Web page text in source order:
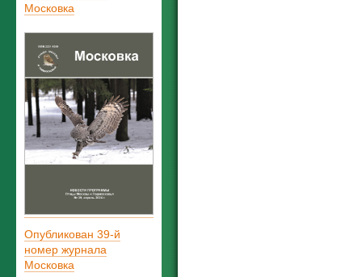
Московка
Опубликован 39-й
номер журнала
Московка